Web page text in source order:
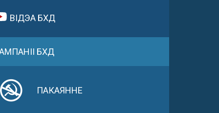
ВІДЭА БХД
БХД
ПАКАЯННЕ